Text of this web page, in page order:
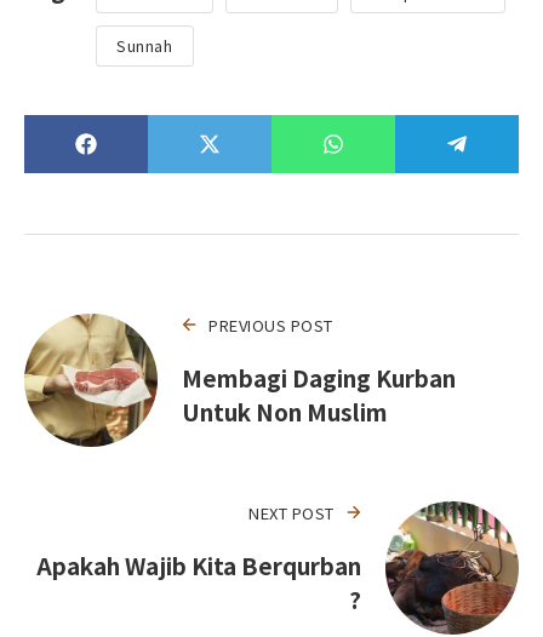
Sunnah
PREVIOUS POST
Membagi Daging Kurban
Untuk Non Muslim
NEXT POST
Apakah Wajib Kita Berqurban
?